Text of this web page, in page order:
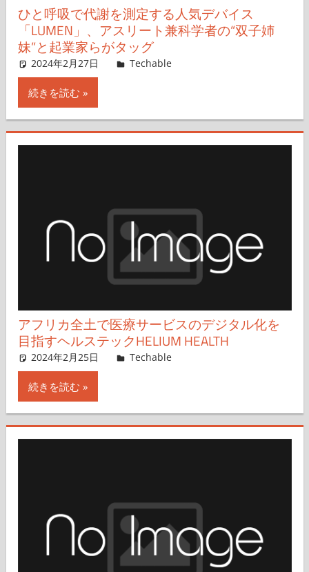
ひと呼吸で代謝を測定する人気デバイス
「LUMEN」、アスリート兼科学者の“双子姉
妹”と起業家らがタッグ
2024年2月27日 Techable編集部
Techable
続きを読む
アフリカ全土で医療サービスのデジタル化を
目指すヘルステックHELIUM HEALTH
2024年2月25日 Techable編集部
Techable
続きを読む